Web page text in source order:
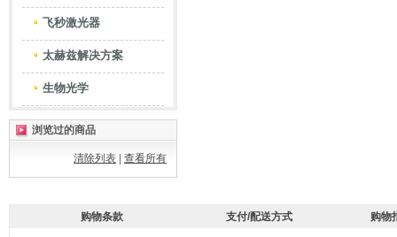
飞秒激光器
太赫兹解决方案
生物光学
浏览过的商品
清除列表 查看所有
购物条款 支付/配送方式 购物